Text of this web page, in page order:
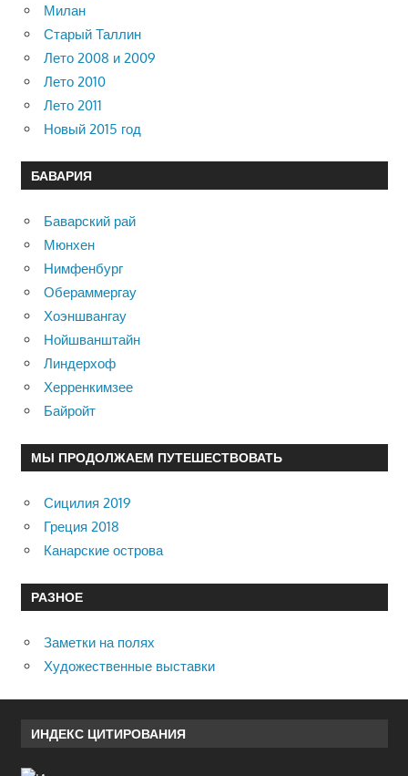
Милан
Старый Таллин
Лето 2008 и 2009
Лето 2010
Лето 2011
Новый 2015 год
БАВАРИЯ
Баварский рай
Мюнхен
Нимфенбург
Обераммергау
Хоэншвангау
Нойшванштайн
Линдерхоф
Херренкимзее
Байройт
МЫ ПРОДОЛЖАЕМ ПУТЕШЕСТВОВАТЬ
Сицилия 2019
Греция 2018
Канарские острова
РАЗНОЕ
Заметки на полях
Художественные выставки
ИНДЕКС ЦИТИРОВАНИЯ